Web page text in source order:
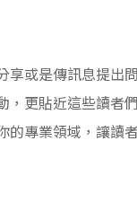
或是傳訊息提出
更貼近這些讀者
專業領域，讓讀